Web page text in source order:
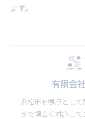
ます。
有限会
浜松市を拠点とし
まで幅広く対応して